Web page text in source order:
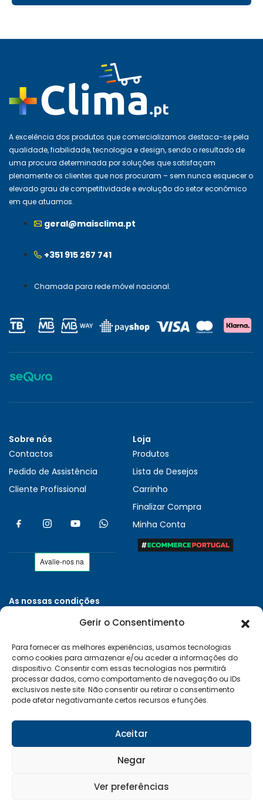
Gerir o Consentimento
Para fornecer as melhores experiências, usamos tecnologias
como cookies para armazenar e/ou aceder a informações do
dispositivo. Consentir com essas tecnologias nos permitirá
processar dados, como comportamento de navegação ou IDs
exclusivos neste site. Não consentir ou retirar o consentimento
pode afetar negativamante certos recursos e funções.
Aceitar
Negar
Ver preferências
A excelência dos produtos que comercializamos destaca-se pela
qualidade, fiabilidade, tecnologia e design, sendo o resultado de
uma procura determinada por soluções que satisfaçam
plenamente os clientes que nos procuram – sem nunca esquecer o
elevado grau de competitividade e evolução do setor económico
em que atuamos.
geral@maisclima.pt
+351 915 267 741
Chamada para rede móvel nacional.
Sobre nós
Contactos
Pedido de Assistência
Cliente Profissional
Loja
Produtos
Lista de Desejos
Carrinho
Finalizar Compra
Minha Conta
As nossas condições
Políticas de Privacidade
Entregas e Devoluções
Livro de Reclamações
RAL e RLL
Klarna FAQ
Sequra
© 2026 Mais Clima. Todos os direitos reservados
Desenvolvido por:Vítor Carneiro